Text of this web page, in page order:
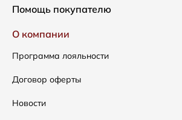
Новинки
Одежда
Сумки
Аксессуары
Распродажа
Помощь покупателю
Доставка и оплата
Как оформить заказ
Условия возвратов
Таблица размеров
О компании
Программа лояльности
Договор оферты
Новости